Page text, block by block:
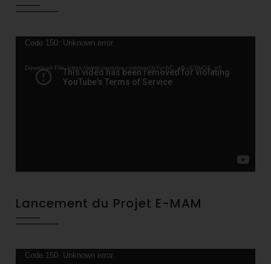
Video
Code 150: Unknown error.
Download File: https://www.youtube.com/watch?v=bC_aB-cESbQ&_=5
Lancement du Projet E-MAM
Video
Code 150: Unknown error.